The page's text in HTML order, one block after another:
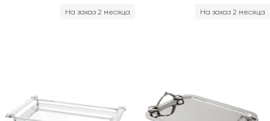
На заказ 2 месяца На заказ 2 месяца